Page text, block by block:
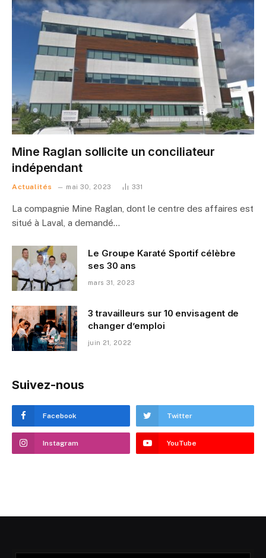
Mine Raglan sollicite un conciliateur
indépendant
Actualités mai 30, 2023 331
La compagnie Mine Raglan, dont le centre des affaires est
situé à Laval, a demandé…
Le Groupe Karaté Sportif célèbre
ses 30 ans
mars 31, 2023
3 travailleurs sur 10 envisagent de
changer d’emploi
juin 21, 2022
Suivez-nous
Facebook Twitter
Instagram YouTube